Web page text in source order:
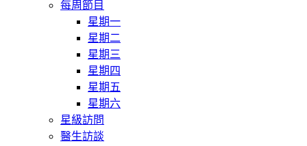
每周節目
星期一
星期二
星期三
星期四
星期五
星期六
星級訪問
醫生訪談